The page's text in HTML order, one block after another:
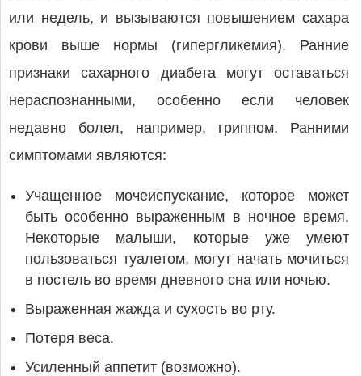
или недель, и вызываются повышением сахара
крови выше нормы (гипергликемия). Ранние
признаки сахарного диабета могут оставаться
нераспознанными, особенно если человек
недавно болел, например, гриппом. Ранними
симптомами являются:
Учащенное мочеиспускание, которое может
быть особенно выраженным в ночное время.
Некоторые малыши, которые уже умеют
пользоваться туалетом, могут начать мочиться
в постель во время дневного сна или ночью.
Выраженная жажда и сухость во рту.
Потеря веса.
Усиленный аппетит (возможно).